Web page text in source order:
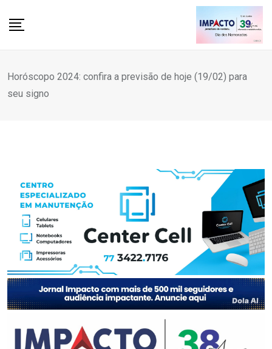
Horóscopo 2024: confira a previsão de hoje (19/02) para
seu signo